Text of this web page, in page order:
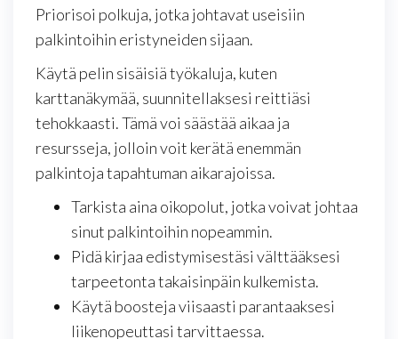
Priorisoi polkuja, jotka johtavat useisiin
palkintoihin eristyneiden sijaan.
Käytä pelin sisäisiä työkaluja, kuten
karttanäkymää, suunnitellaksesi reittiäsi
tehokkaasti. Tämä voi säästää aikaa ja
resursseja, jolloin voit kerätä enemmän
palkintoja tapahtuman aikarajoissa.
Tarkista aina oikopolut, jotka voivat johtaa
sinut palkintoihin nopeammin.
Pidä kirjaa edistymisestäsi välttääksesi
tarpeetonta takaisinpäin kulkemista.
Käytä boosteja viisaasti parantaaksesi
liikenopeuttasi tarvittaessa.